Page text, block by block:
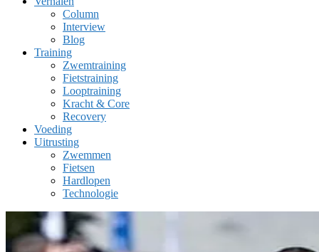
Column
Interview
Blog
Training
Zwemtraining
Fietstraining
Looptraining
Kracht & Core
Recovery
Voeding
Uitrusting
Zwemmen
Fietsen
Hardlopen
Technologie